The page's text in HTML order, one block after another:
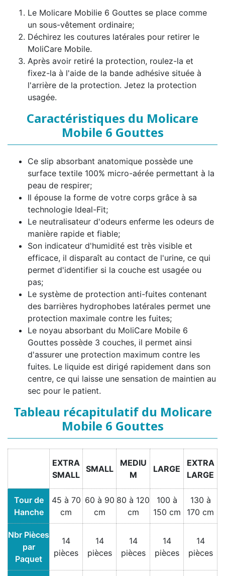
Le Molicare Mobilie 6 Gouttes se place comme
un sous-vêtement ordinaire;
Déchirez les coutures latérales pour retirer le
MoliCare Mobile.
Après avoir retiré la protection, roulez-la et
fixez-la à l'aide de la bande adhésive située à
l'arrière de la protection. Jetez la protection
usagée.
Caractéristiques du Molicare
Mobile 6 Gouttes
Ce slip absorbant anatomique possède une
surface textile 100% micro-aérée permettant à la
peau de respirer;
Il épouse la forme de votre corps grâce à sa
technologie Ideal-Fit;
Le neutralisateur d'odeurs enferme les odeurs de
manière rapide et fiable;
Son indicateur d'humidité est très visible et
efficace, il disparaît au contact de l'urine, ce qui
permet d'identifier si la couche est usagée ou
pas;
Le système de protection anti-fuites contenant
des barrières hydrophobes latérales permet une
protection maximale contre les fuites;
Le noyau absorbant du MoliCare Mobile 6
Gouttes possède 3 couches, il permet ainsi
d'assurer une protection maximum contre les
fuites. Le liquide est dirigé rapidement dans son
centre, ce qui laisse une sensation de maintien au
sec pour le patient.
Tableau récapitulatif du Molicare
Mobile 6 Gouttes
EXTRA
SMALL
SMALL
MEDIU
M
LARGE
EXTRA
LARGE
Tour de
Hanche
45 à 70
cm
60 à 90
cm
80 à 120
cm
100 à
150 cm
130 à
170 cm
Nbr Pièces
par
Paquet
14
pièces
14
pièces
14
pièces
14
pièces
14
pièces